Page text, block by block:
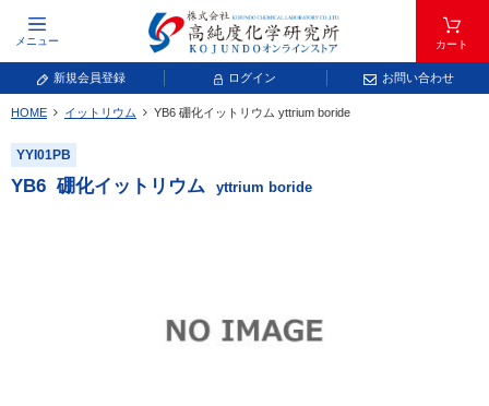
メニュー カート
新規会員登録 ログイン お問い合わせ
元素記号で検索する
元素周期表をタップすると、拡大表示されます。拡大した表から元素記号をタップ
し、一覧へ移動してください。
HOME イットリウム YB6 硼化イットリウム yttrium boride
YYI01PB
YB6 硼化イットリウム yttrium boride